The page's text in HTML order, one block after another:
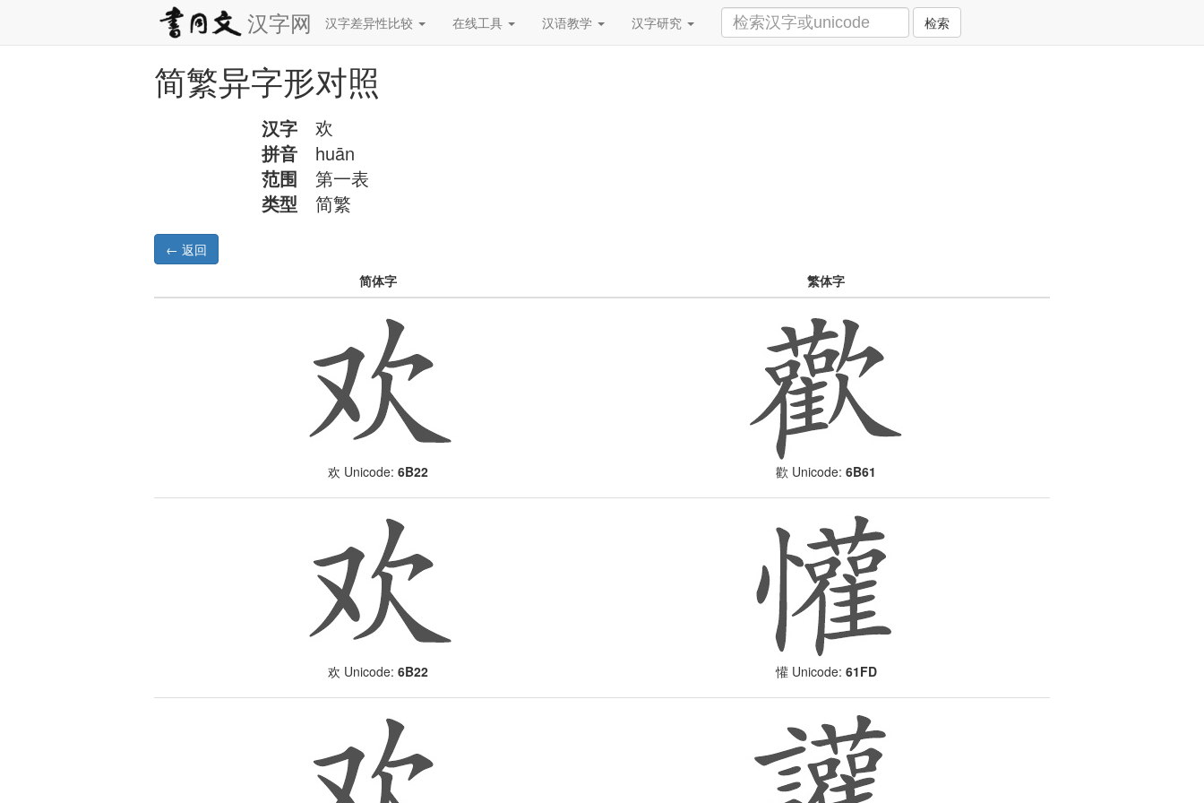
汉字网 汉字差异性比较 在线工具 汉语教学 汉字研究 检索
简繁异字形对照
汉字 欢
拼音
huān
范围
第一表
类型
简繁
简体字 繁体字
欢 Unicode: 6B22 歡 Unicode: 6B61
欢 Unicode: 6B22 懽Unicode: 61FD